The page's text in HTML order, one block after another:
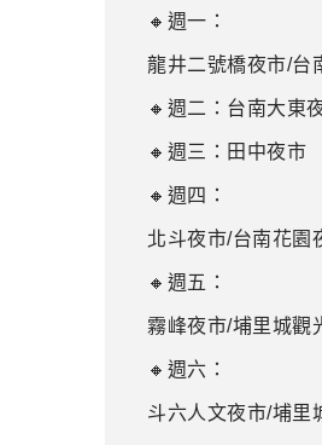
🔸週一：
龍井二號橋夜市/台
🔸週二：台南大東
🔸週三：田中夜市
🔸週四：
北斗夜市/台南花園
🔸週五：
霧峰夜市/埔里城觀
🔸週六：
斗六人文夜市/埔里